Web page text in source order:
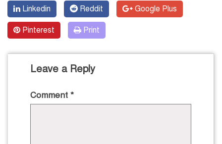
Linkedin Reddit Google Plus
Pinterest Print
Leave a Reply
Comment *